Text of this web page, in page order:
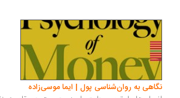
به روان‌شناسی پول | ایما موسی‌زاده